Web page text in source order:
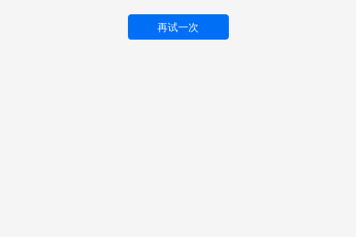
再试一次